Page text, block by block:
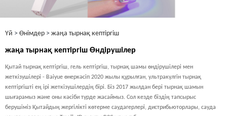
Үй > Өнімдер > жаңа тырнақ кептіргіш
жаңа тырнақ кептіргіш Өндірушілер
Қытай тырнақ кептіргіш, гель кептіргіш, тырнақ шамы өндірушілері мен
жеткізушілері - Baiyue өнеркәсіп 2020 жылы құрылған, ультракүлгін тырнақ
кептіргішті ең ірі жеткізушілердің бірі. Біз 2017 жылдан бері тырнақ шамын
шығарамыз және оны кәсіби түрде жасаймыз. Сол кезде біздің тапсырыс
берушіміз Қытайдың жергілікті көтерме саудагерлері, дистрибьюторлары, сауда